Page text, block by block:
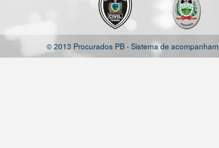
© 2013 Procurados PB - Sistema de